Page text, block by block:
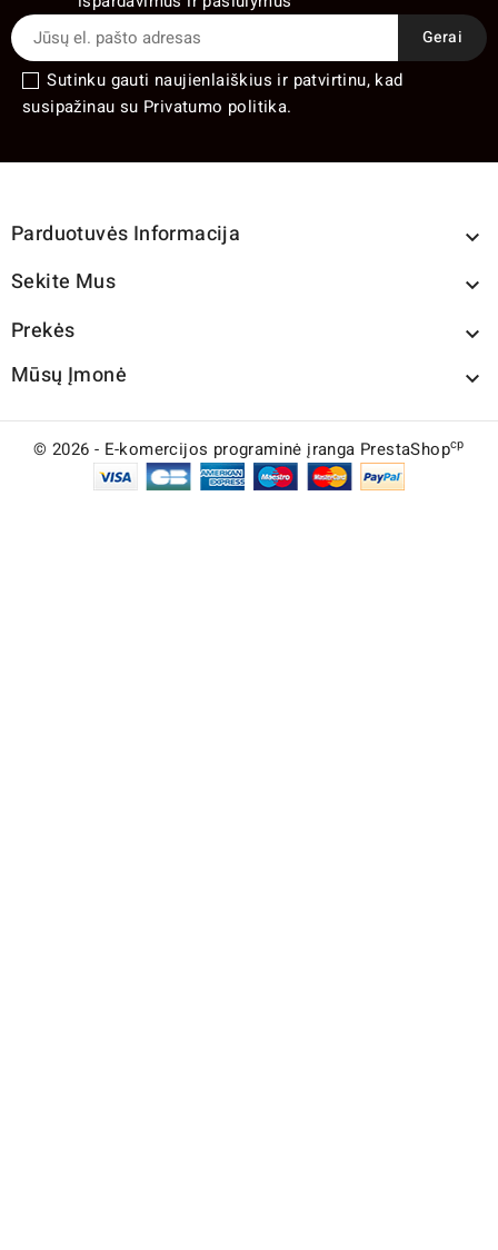
Sutinku gauti naujienlaiškius ir patvirtinu, kad
susipažinau su Privatumo politika.
Parduotuvės Informacija 
Sekite Mus 
Prekės 
Mūsų Įmonė 
© 2026 - E-komercijos programinė įranga PrestaShopcp